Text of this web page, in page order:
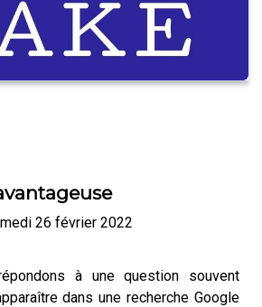
26 février 2022
à une question souvent
dans une recherche Google